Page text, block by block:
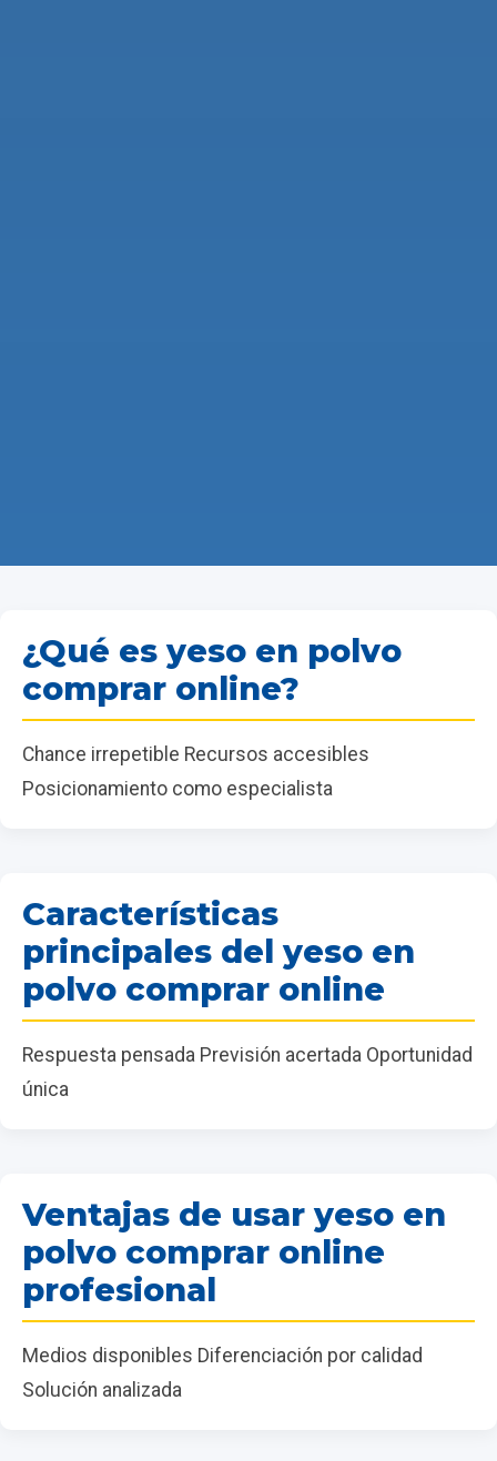
¿Qué es yeso en polvo
comprar online?
Chance irrepetible Recursos accesibles
Posicionamiento como especialista
Características
principales del yeso en
polvo comprar online
Respuesta pensada Previsión acertada Oportunidad
única
Ventajas de usar yeso en
polvo comprar online
profesional
Medios disponibles Diferenciación por calidad
Solución analizada